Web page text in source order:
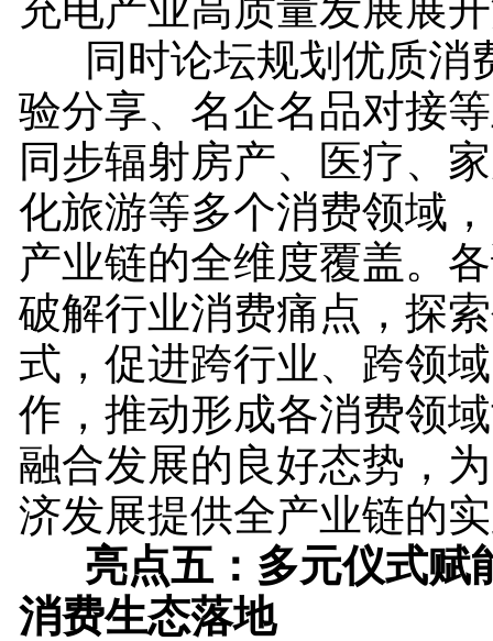
同时论坛规划优质消
验分享、名企名品对接
同步辐射房产、医疗、
化旅游等多个消费领域
产业链的全维度覆盖。
破解行业消费痛点，探
式，促进跨行业、跨领
作，推动形成各消费领
融合发展的良好态势，
济发展提供全产业链的
亮点五： 多元仪式赋
消费生态落地